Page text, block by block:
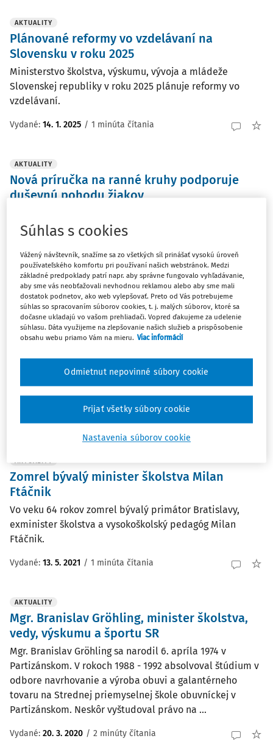
AKTUALITY
Plánované reformy vo vzdelávaní na
Slovensku v roku 2025
Ministerstvo školstva, výskumu, vývoja a mládeže
Slovenskej republiky v roku 2025 plánuje reformy vo
vzdelávaní.
Vydané: 14. 1. 2025 / 1 minúta čítania
AKTUALITY
Nová príručka na ranné kruhy podporuje
duševnú pohodu žiakov
základným školám ako nástroj na podporu duševnej
Vydané:26. 8. 2024 / 1 minúta čítania
ČLÁNKY
Ministri školstva v rokoch 1969 - 1989
Jedným z mála zachovaných dôsledkov obrodného
ČSSR formálne odsúhlasená ústavným zákonom
o československej federácii z 27. októbra 1968.
PhDr. Adam Bielesz PhD.
Vydané:9. 10. 2022
AKTUALITY
Zomrel bývalý minister školstva Milan
Ftáčnik
Vo veku 64 rokov zomrel bývalý primátor Bratislavy,
exminister školstva a vysokoškolský pedagóg Milan
Ftáčnik.
Vydané: 13. 5. 2021 / 1 minúta čítania
AKTUALITY
Mgr. Branislav Gröhling, minister školstva,
vedy, výskumu a športu SR
Mgr. Branislav Gröhling sa narodil 6. apríla 1974 v
Partizánskom. V rokoch 1988 - 1992 absolvoval štúdium v
odbore navrhovanie a výroba obuvi a galantérneho
tovaru na Strednej priemyselnej škole obuvníckej v
Partizánskom. Neskôr vyštudoval právo na ...
Vydané: 20. 3. 2020 / 2 minúty čítania
Súhlas s cookies
Vážený návštevník, snažíme sa zo všetkých síl prinášať vysokú úroveň
používateľského komfortu pri používaní našich webstránok. Medzi
základné predpoklady patrí napr. aby správne fungovalo vyhľadávanie,
aby sme vás neobťažovali nevhodnou reklamou alebo aby sme mali
dostatok podnetov, ako web vylepšovať. Preto od Vás potrebujeme
súhlas so spracovaním súborov cookies, t. j. malých súborov, ktoré sa
dočasne ukladajú vo vašom prehliadači. Vopred ďakujeme za udelenie
súhlasu. Dáta využijeme na zlepšovanie našich služieb a prispôsobenie
obsahu webu priamo Vám na mieru. Viac informácií
Nastavenia súborov cookie
Odmietnut nepovinné súbory cookie
Prijať všetky súbory cookie